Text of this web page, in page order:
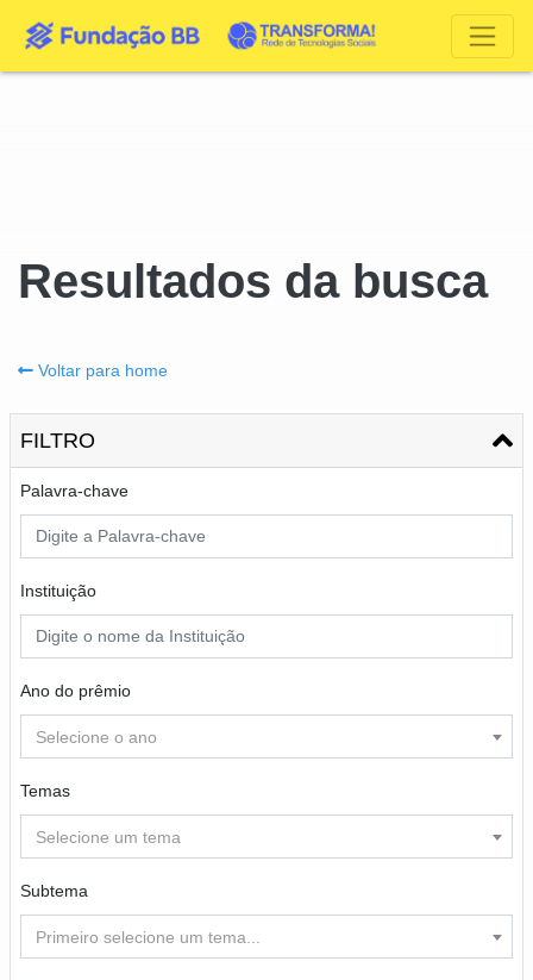
Resultados da busca
Voltar para home
FILTRO
Palavra-chave
Instituição
Ano do prêmio
Selecione o ano
Temas
Selecione um tema
Subtema
Primeiro selecione um tema...